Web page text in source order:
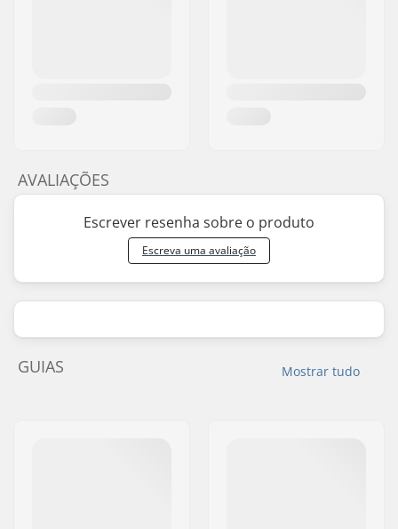
AVALIAÇÕES
Escrever resenha sobre o produto
Escreva uma avaliação
Mostrar tudo
GUIAS